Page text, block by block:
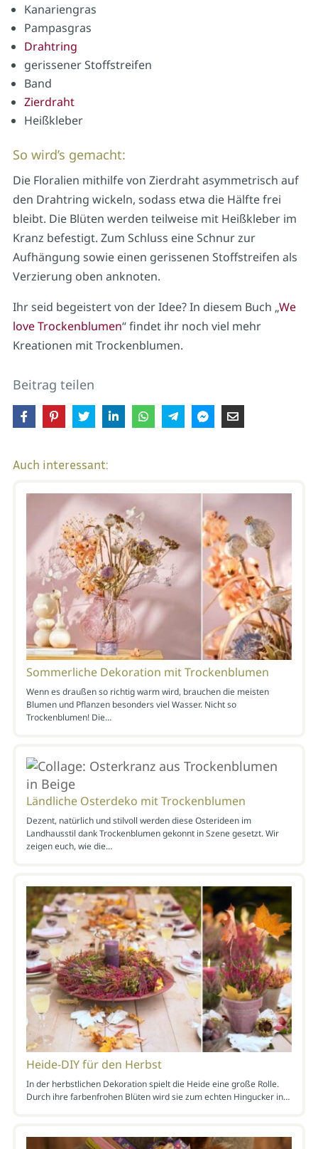
Kanariengras
Pampasgras
Drahtring
gerissener Stoffstreifen
Band
Zierdraht
Heißkleber
So wird’s gemacht:
Die Floralien mithilfe von Zierdraht asymmetrisch auf
den Drahtring wickeln, sodass etwa die Hälfte frei
bleibt. Die Blüten werden teilweise mit Heißkleber im
Kranz befestigt. Zum Schluss eine Schnur zur
Aufhängung sowie einen gerissenen Stoffstreifen als
Verzierung oben anknoten.
Ihr seid begeistert von der Idee? In diesem Buch „We
love Trockenblumen“ findet ihr noch viel mehr
Kreationen mit Trockenblumen.
Beitrag teilen
Auch interessant:
Sommerliche Dekoration mit Trockenblumen
Wenn es draußen so richtig warm wird, brauchen die meisten
Blumen und Pflanzen besonders viel Wasser. Nicht so
Trockenblumen! Die…
Ländliche Osterdeko mit Trockenblumen
Dezent, natürlich und stilvoll werden diese Osterideen im
Landhausstil dank Trockenblumen gekonnt in Szene gesetzt. Wir
zeigen euch, wie die…
Heide-DIY für den Herbst
In der herbstlichen Dekoration spielt die Heide eine große Rolle.
Durch ihre farbenfrohen Blüten wird sie zum echten Hingucker in…